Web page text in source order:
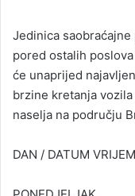
a
m
Jedinica
pored ostalih
će unaprijed
brzine kretanja
naselja na području
DAN / DATUM